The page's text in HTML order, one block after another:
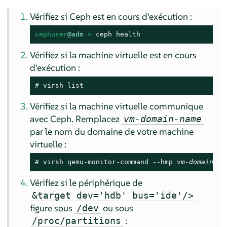
Vérifiez si Ceph est en cours d'exécution :
cephuser@adm > ceph health
Vérifiez si la machine virtuelle est en cours
d'exécution :
# virsh list
Vérifiez si la machine virtuelle communique
avec Ceph. Remplacez vm-domain-name
par le nom du domaine de votre machine
virtuelle :
# virsh qemu-monitor-command --hmp vm-domain-
Vérifiez si le périphérique de
&target dev='hdb' bus='ide'/>
figure sous /dev ou sous
/proc/partitions :